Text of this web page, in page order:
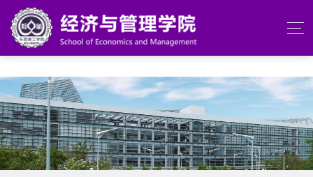
beats365(中国区)-唯一官方网站